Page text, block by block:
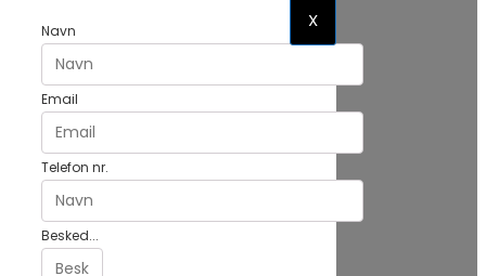
Navn
Email
Telefon nr.
Besked...
X